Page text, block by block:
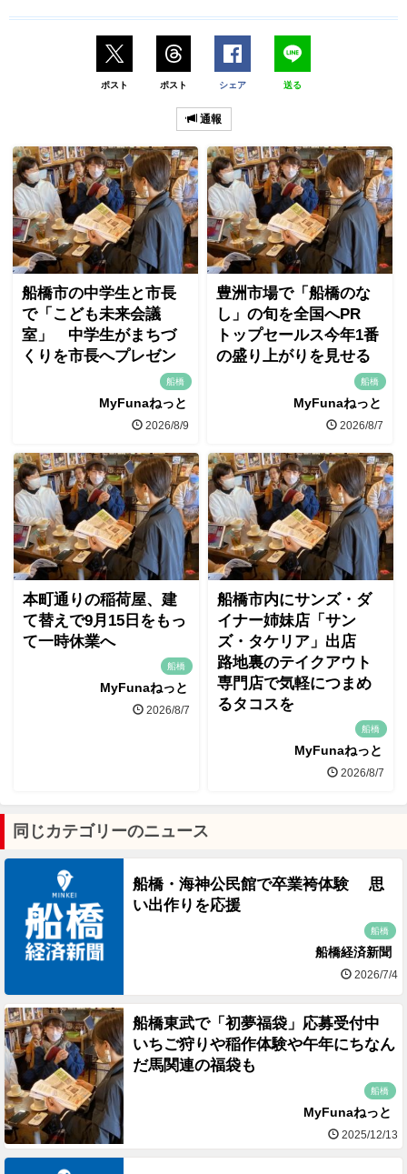
ポスト ポスト シェア 送る
通報
船橋市の中学生と市長
で「こども未来会議
室」 中学生がまちづ
くりを市長へプレゼン
船橋
MyFunaねっと
2026/8/9
豊洲市場で「船橋のな
し」の旬を全国へPR
トップセールス今年1番
の盛り上がりを見せる
船橋
MyFunaねっと
2026/8/7
本町通りの稲荷屋、建
て替えで9月15日をもっ
て一時休業へ
船橋
MyFunaねっと
2026/8/7
船橋市内にサンズ・ダ
イナー姉妹店「サン
ズ・タケリア」出店
路地裏のテイクアウト
専門店で気軽につまめ
るタコスを
船橋
MyFunaねっと
2026/8/7
同じカテゴリーのニュース
船橋・海神公民館で卒業袴体験 思
い出作りを応援
船橋
船橋経済新聞
2026/7/4
船橋東武で「初夢福袋」応募受付中
いちご狩りや稲作体験や午年にちなん
だ馬関連の福袋も
船橋
MyFunaねっと
2025/12/13